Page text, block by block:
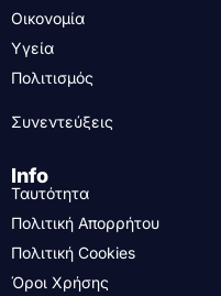
Οικονομία
Υγεία
Πολιτισμός
Συνεντεύξεις
Info
Ταυτότητα
Πολιτική Απορρήτου
Πολιτική Cookies
Όροι Χρήσης